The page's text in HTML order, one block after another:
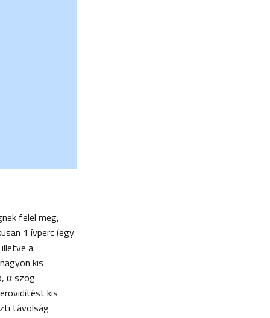
felel meg,
1 ívperc (egy
a
kis
α szög
kis
távolság